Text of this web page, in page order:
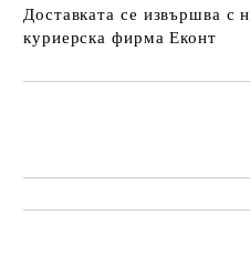
Доставката се извършва с
куриерска фирма Еконт